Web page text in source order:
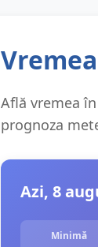
Află vremea
prognoza
Azi, 8
Minimă